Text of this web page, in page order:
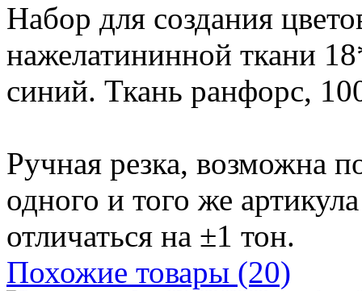
Набор для создания
нажелатининной ткани
синий. Ткань ранфорс,
Ручная резка, возможна
одного и того же
отличаться на ±1 тон.
Похожие товары (20)